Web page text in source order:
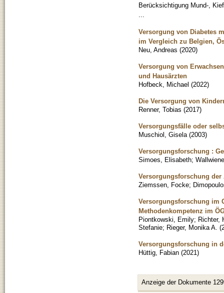
Berücksichtigung Mund-,
Versorgung von Diabetes
im Vergleich zu Belgien,
Neu, Andreas (2020)
Versorgung von
und Hausärzten
Hofbeck, Michael (2022)
Die Versorgung von
Renner, Tobias (2017)
Versorgungsfälle oder
Muschiol, Gisela (2003)
Versorgungsforschung :
Simoes, Elisabeth;
Versorgungsforschung der
Ziemssen, Focke;
Versorgungsforschung im
Methodenkompetenz im
Piontkowski, Emily; Richter,
Stefanie; Rieger, Monika A. (
Versorgungsforschung in
Hüttig, Fabian (2021)
Anzeige der Dokumente